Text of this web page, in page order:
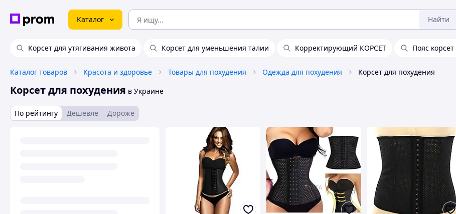
Каталог Найти
Корсет для утягивания живота Корсет для уменьшения талии Корректирующий КОРСЕТ Пояс
Каталог товаров Красота и здоровье Товары для похудения Одежда для похудения Корсет для похудения
Корсет для похудения в Украине
По рейтингу Дешевле Дороже